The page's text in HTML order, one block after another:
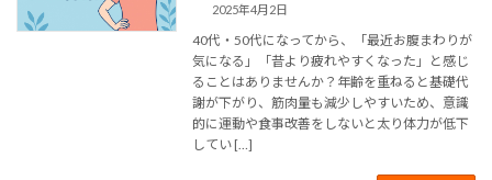
2025年4月2日
40代・50代になってから、「最近お腹まわりが
気になる」「昔より疲れやすくなった」と感じ
ることはありませんか？年齢を重ねると基礎代
謝が下がり、筋肉量も減少しやすいため、意識
的に運動や食事改善をしないと太り体力が低下
してい […]